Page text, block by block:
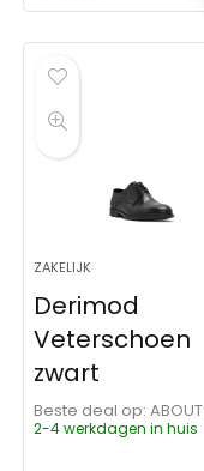
ZAKELIJK
Derimod
Veterschoen
zwart
Beste deal op:
2-4 werkdagen in huis